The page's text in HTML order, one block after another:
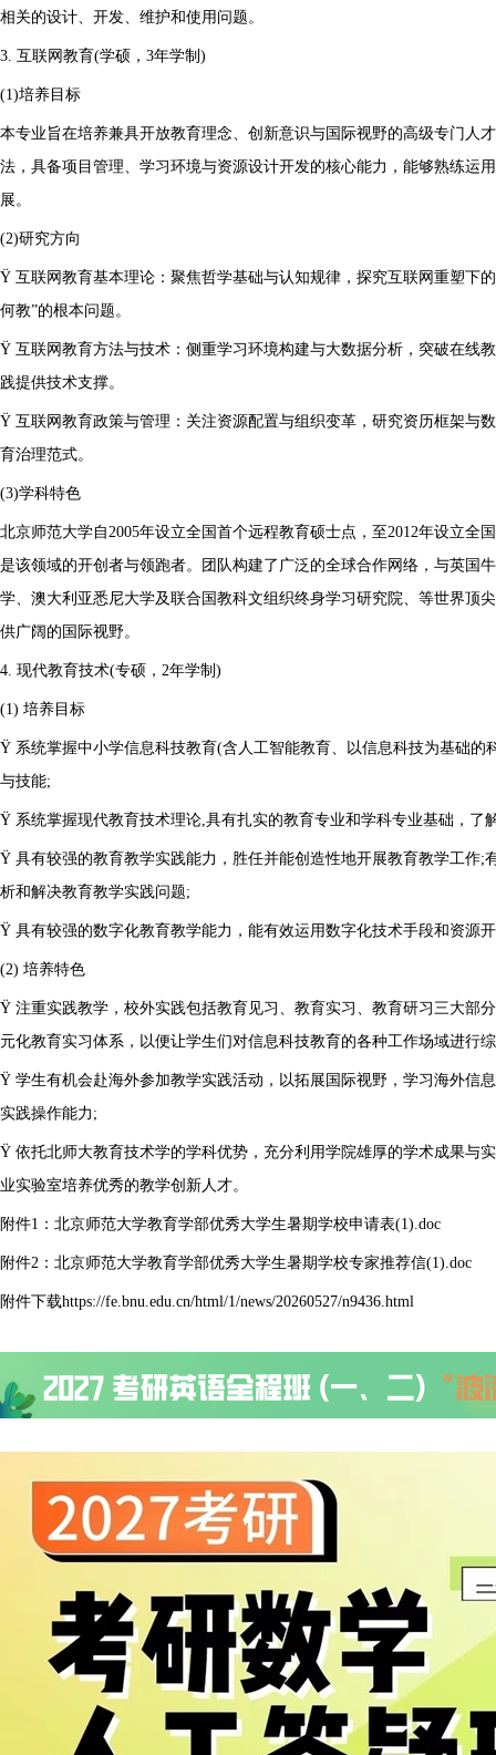
相关的设计、开发、维护和使用问题。
3. 互联网教育(学硕，3年学制)
(1)培养目标
本专业旨在培养兼具开放教育理念、创新意识与国际视野的高级专门人
法，具备项目管理、学习环境与资源设计开发的核心能力，能够熟练运
展。
(2)研究方向
Ÿ 互联网教育基本理论：聚焦哲学基础与认知规律，探究互联网重塑下
何教”的根本问题。
Ÿ 互联网教育方法与技术：侧重学习环境构建与大数据分析，突破在线
践提供技术支撑。
Ÿ 互联网教育政策与管理：关注资源配置与组织变革，研究资历框架与
育治理范式。
(3)学科特色
北京师范大学自2005年设立全国首个远程教育硕士点，至2012年设立全
是该领域的开创者与领跑者。团队构建了广泛的全球合作网络，与英国
学、澳大利亚悉尼大学及联合国教科文组织终身学习研究院、等世界顶
供广阔的国际视野。
4. 现代教育技术(专硕，2年学制)
(1) 培养目标
Ÿ 系统掌握中小学信息科技教育(含人工智能教育、以信息科技为基础的
与技能;
Ÿ 系统掌握现代教育技术理论,具有扎实的教育专业和学科专业基础，了
Ÿ 具有较强的教育教学实践能力，胜任并能创造性地开展教育教学工作;
析和解决教育教学实践问题;
Ÿ 具有较强的数字化教育教学能力，能有效运用数字化技术手段和资源
(2) 培养特色
Ÿ 注重实践教学，校外实践包括教育见习、教育实习、教育研习三大部
元化教育实习体系，以便让学生们对信息科技教育的各种工作场域进行
Ÿ 学生有机会赴海外参加教学实践活动，以拓展国际视野，学习海外信
实践操作能力;
Ÿ 依托北师大教育技术学的学科优势，充分利用学院雄厚的学术成果与
业实验室培养优秀的教学创新人才。
附件1：北京师范大学教育学部优秀大学生暑期学校申请表(1).doc
附件2：北京师范大学教育学部优秀大学生暑期学校专家推荐信(1).doc
附件下载https://fe.bnu.edu.cn/html/1/news/20260527/n9436.html